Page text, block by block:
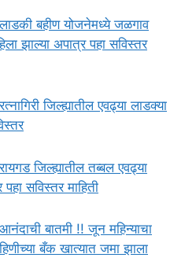
बहीण योजनेमध्ये जळगाव
झाल्या अपात्र पहा सविस्तर
जिल्ह्यातील एवढ्या लाडक्या
जिल्ह्यातील तब्बल एवढ्या
सविस्तर माहिती
बातमी !! जून महिन्याचा
बँक खात्यात जमा झाला